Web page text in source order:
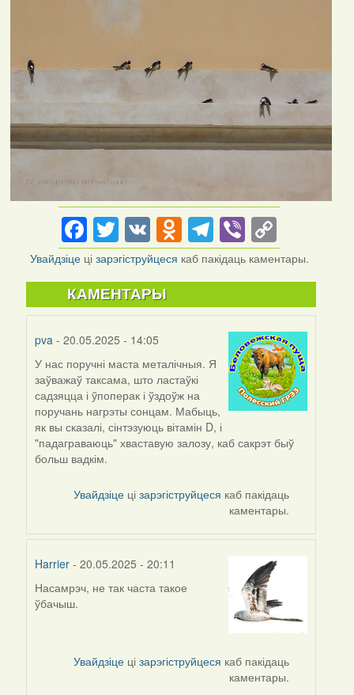
Facebook
Twitter
VKOdnoklassniki
Telegram
Viber
Link
Увайдзіце цізарэгіструйцеся каб пакідаць каментары.
КАМЕНТАРЫ
pva - 20.05.2025 - 14:05
У нас поручні маста металічныя. Я
заўважаў таксама, што ластаўкі
садзяцца і ўпоперак і ўздоўж на
поручань нагрэты сонцам. Мабыць,
як вы сказалі, сінтэзуюць вітамін D, і
"падаграваюць" хваставую залозу, каб сакрэт быў
больш вадкім.
Увайдзіце цізарэгіструйцеся каб пакідаць
каментары.
Harrier - 20.05.2025 - 20:11
Насамрэч, не так часта такое
ўбачыш.
Увайдзіце цізарэгіструйцеся каб пакідаць
каментары.